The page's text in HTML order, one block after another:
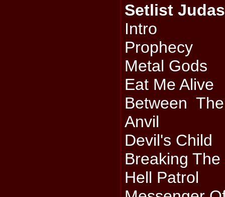
Setlist
Intro
Prophecy
Metal Gods
Eat Me Alive
Between
Anvil
Devil's Child
Breaking The
Hell Patrol